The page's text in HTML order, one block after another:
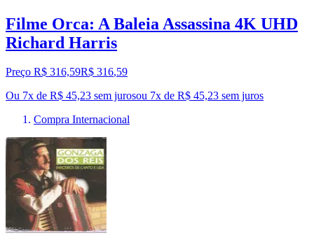
Filme Orca: A Baleia Assassina 4K UHD
Richard Harris
Preço R$ 316,59R$ 316,59
Ou 7x de R$ 45,23 sem jurosou 7x de R$ 45,23 sem juros
Compra Internacional